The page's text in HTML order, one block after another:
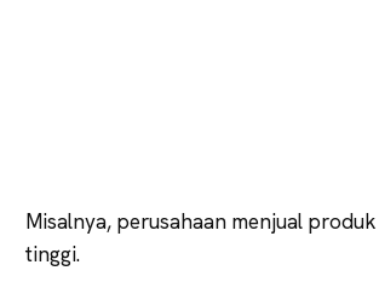
Misalnya, perusahaan menjual
tinggi.